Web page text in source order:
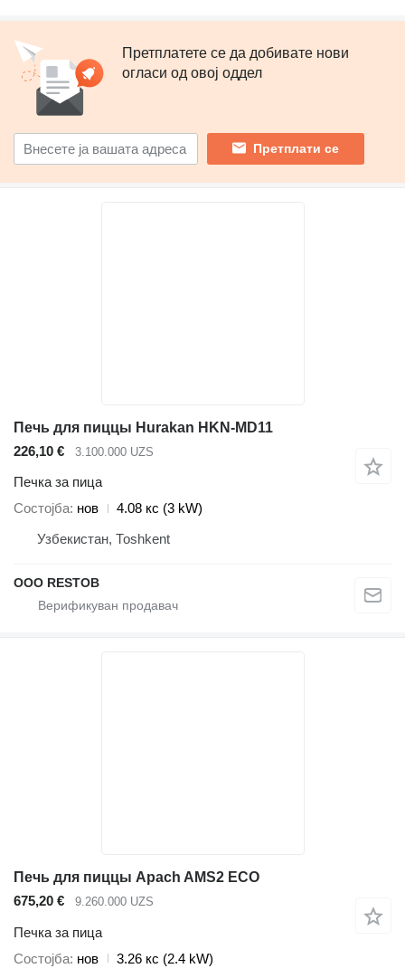
Претплатете се да добивате нови
огласи од овој оддел
Претплати се
Печь для пиццы Hurakan HKN-MD11
226,10 €
3.100.000 UZS
Печка за пица
Состојба нов
4.08 кс (3 kW)
Узбекистан, Тоshkent
OOO RESTOB
Печь для пиццы Apach AMS2 ECO
675,20 €
9.260.000 UZS
Печка за пица
Состојба нов
3.26 кс (2.4 kW)